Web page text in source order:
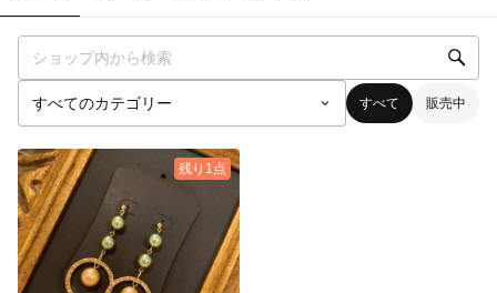
すべて 販売中
残り1点